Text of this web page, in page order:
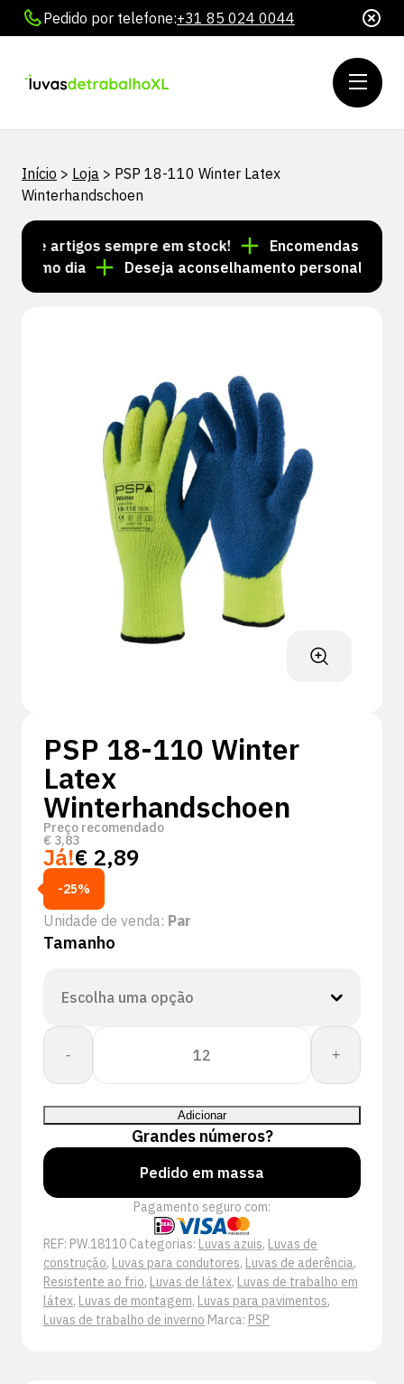
Pedido por telefone:+31 85 024 0044
Início > Loja > PSP 18-110 Winter Latex
Winterhandschoen
de artigos sempre em stock!
Encomendas feitas
dia
Deseja aconselhamento personalizado?
PSP 18-110 Winter
Latex
Winterhandschoen
Preço recomendado
€ 3,83
Já!€ 2,89
-25%
Unidade de venda: Par
Tamanho
-
Quantidade
PSP
110
Winter
Latex
Winterhandschoen
+
Adicionar
Grandes números?
Pedido em massa
Pagamento seguro com:
REF: PW.18110 Categorias: Luvas azuis, Luvas de
construção, Luvas para condutores, Luvas de aderência,
Resistente ao frio, Luvas de látex, Luvas de trabalho em
látex, Luvas de montagem, Luvas para pavimentos,
Luvas de trabalho de inverno Marca: PSP